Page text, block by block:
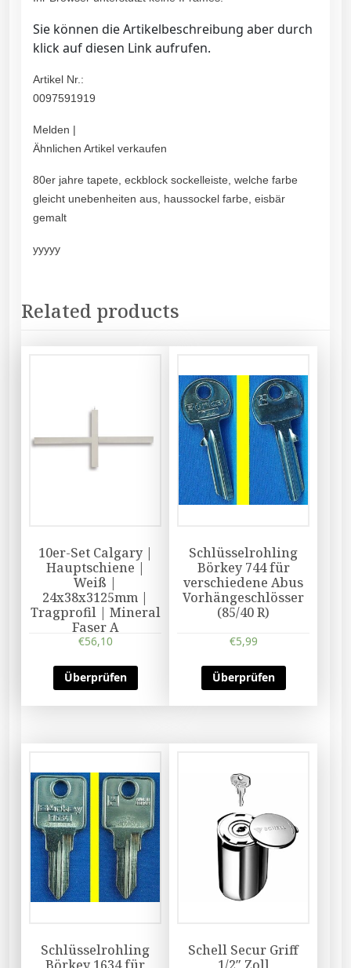
Sie können die Artikelbeschreibung aber durch
klick auf diesen Link aufrufen.
Artikel Nr.:
0097591919
Melden |
Ähnlichen Artikel verkaufen
80er jahre tapete, eckblock sockelleiste, welche farbe
gleicht unebenheiten aus, haussockel farbe, eisbär
gemalt
yyyyy
Related products
10er-Set Calgary |
Hauptschiene |
Weiß |
24x38x3125mm |
Tragprofil | Mineral
Faser A
€56,10
Überprüfen
Schlüsselrohling
Börkey 744 für
verschiedene Abus
Vorhängeschlösser
(85/40 R)
€5,99
Überprüfen
Schlüsselrohling
Schell Secur Griff